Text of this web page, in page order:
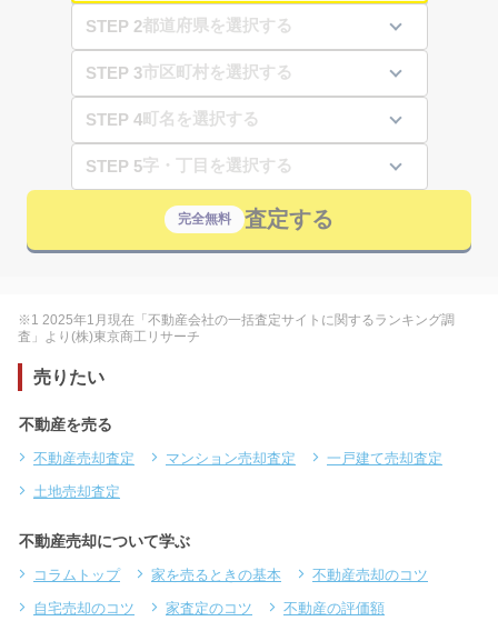
STEP 2
STEP 3
STEP 4
STEP 5
完全無料 査定する
※1 2025年1月現在「不動産会社の一括査定サイトに関するランキング調
査」より(株)東京商工リサーチ
売りたい
不動産を売る
不動産売却査定 マンション売却査定
一戸建て売却査定
土地売却査定
不動産売却について学ぶ
コラムトップ 家を売るときの基本
不動産売却のコツ
自宅売却のコツ
家査定のコツ
不動産の評価額